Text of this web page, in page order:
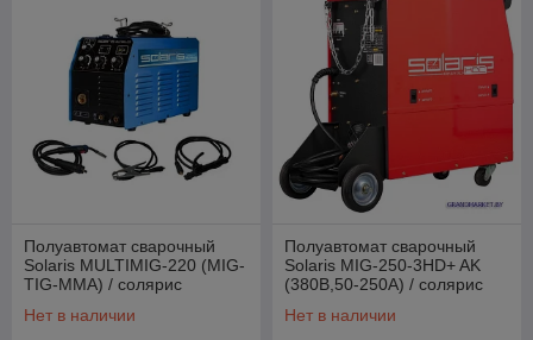
Полуавтомат сварочный
Solaris MULTIMIG-220 (MIG-
TIG-MMA) / солярис
Нет в наличии
Полуавтомат сварочный
Solaris MIG-250-3HD+ AK
(380B,50-250A) / солярис
Нет в наличии